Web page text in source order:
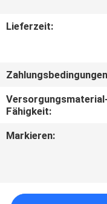
KONTAKT
UNS
BITTE UM
EIN
Lieferzeit:
Fähigkeit:
Markieren: